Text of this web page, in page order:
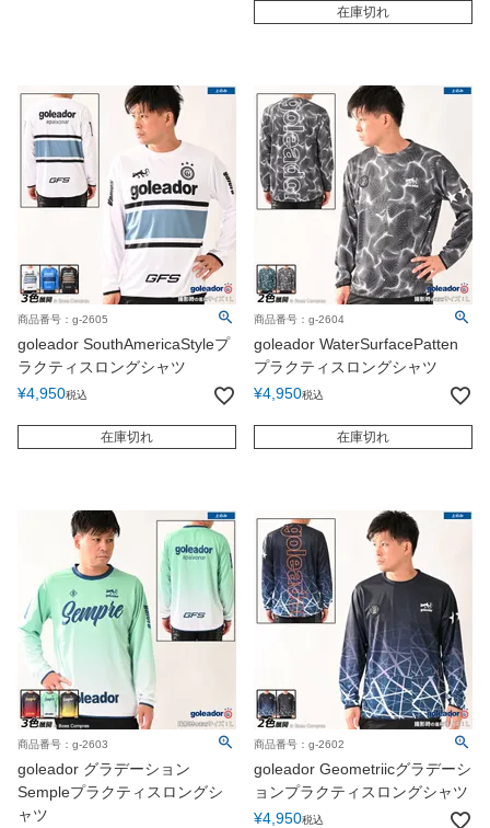
在庫切れ
商品番号：g-2605
goleador SouthAmericaStyleプ
ラクティスロングシャツ
¥4,950税込
在庫切れ
商品番号：g-2604
goleador WaterSurfacePatten
プラクティスロングシャツ
¥4,950税込
在庫切れ
商品番号：g-2603
goleador グラデーション
Sempleプラクティスロングシ
ャツ
商品番号：g-2602
goleador Geometriicグラデーシ
ョンプラクティスロングシャツ
¥4,950税込